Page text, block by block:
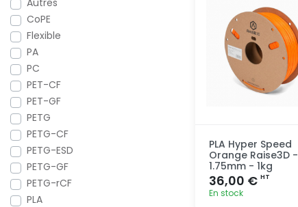
Autres
CoPE
Flexible
PA
PC
PET-CF
PET-GF
PETG
PETG-CF
PETG-ESD
PETG-GF
PETG-rCF
PLA
PLA Hyper Speed
Orange Raise3D -
1.75mm - 1kg
36,00 € HT
En stock